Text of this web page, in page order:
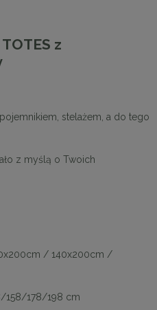
z
stelażem, a do tego
z myślą o Twoich
/ 140x200cm /
158/178/198 cm